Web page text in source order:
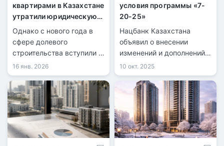
квартирами в Казахстане
утратили юридическую
силу
Однако с нового года в
сфере долевого
строительства вступили в
силу новые требования.
16 янв. 2026
условия программы «7-
20-25»
Нацбанк Казахстана
объявил о внесении
изменений и дополнений в
постановление по
программе ипотечного
кредитования «7-20-25».
10 окт. 2025